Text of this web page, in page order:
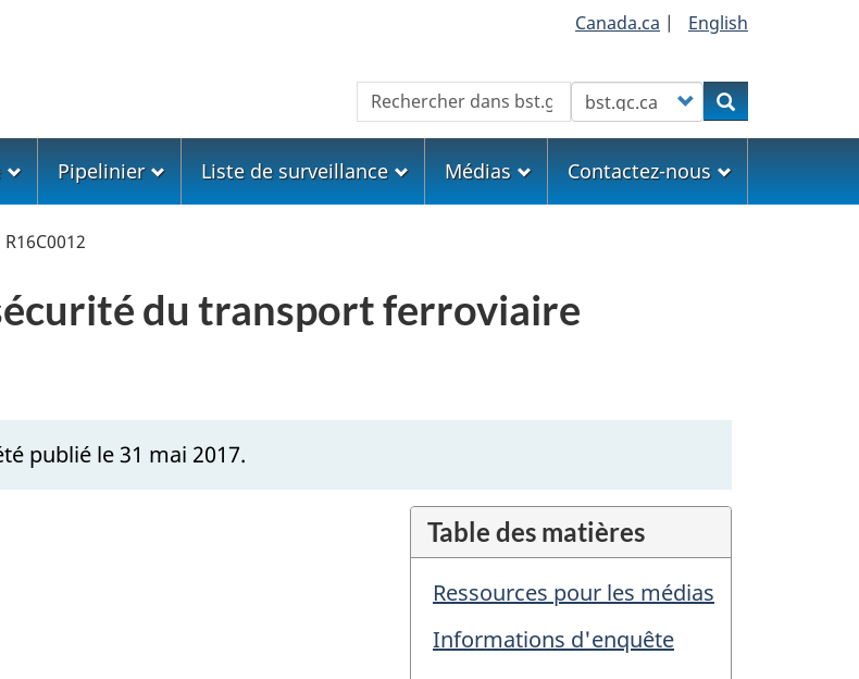
Canada.ca | English
Rechercher Customize your searchRechercher
Pipelinier Liste de surveillance Médias Contactez-nous
R16C0012
du transport ferroviaire
publié le 31 mai 2017.
Table des matières
Ressources pour les médias
Informations d'enquête